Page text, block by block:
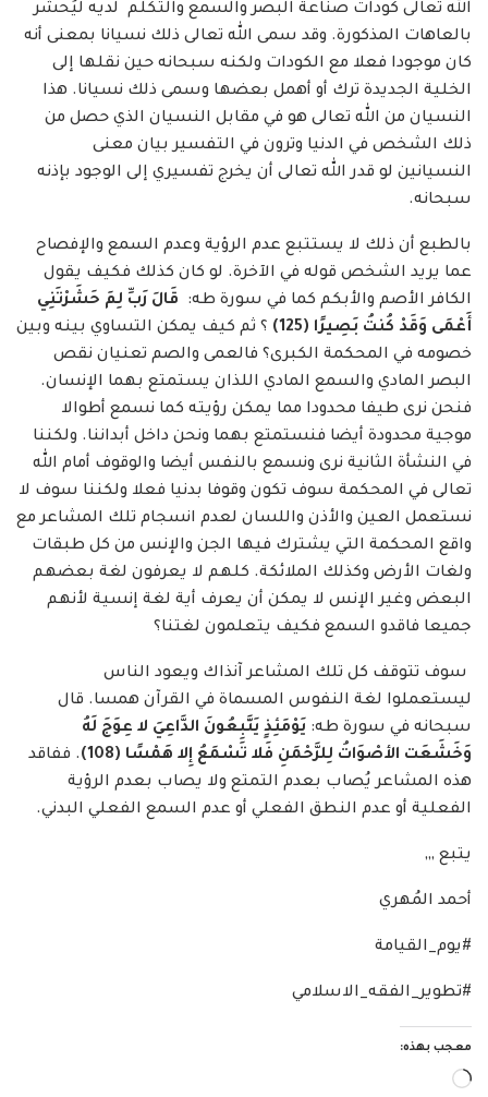
الله تعالى كودات صناعة البصر والسمع والتكلم لديه ليُحشر
بالعاهات المذكورة. وقد سمى الله تعالى ذلك نسيانا بمعنى أنه
كان موجودا فعلا مع الكودات ولكنه سبحانه حين نقلها إلى
الخلية الجديدة ترك أو أهمل بعضها وسمى ذلك نسيانا. هذا
النسيان من الله تعالى هو في مقابل النسيان الذي حصل من
ذلك الشخص في الدنيا وترون في التفسير بيان معنى
النسيانين لو قدر الله تعالى أن يخرج تفسيري إلى الوجود بإذنه
سبحانه.
بالطبع أن ذلك لا يستتبع عدم الرؤية وعدم السمع والإفصاح
عما يريد الشخص قوله في الآخرة. لو كان كذلك فكيف يقول
الكافر الأصم والأبكم كما في سورة طه: قَالَ رَبِّ لِمَ حَشَرْتَنِي
أَعْمَى وَقَدْ كُنتُ بَصِيرًا (
125
) ؟ ثم كيف يمكن التساوي بينه وبين
خصومه في المحكمة الكبرى؟ فالعمى والصم تعنيان نقص
البصر المادي والسمع المادي اللذان يستمتع بهما الإنسان.
فنحن نرى طيفا محدودا مما يمكن رؤيته كما نسمع أطوالا
موجية محدودة أيضا فنستمتع بهما ونحن داخل أبداننا. ولكننا
في النشأة الثانية نرى ونسمع بالنفس أيضا والوقوف أمام الله
تعالى في المحكمة سوف تكون وقوفا بدنيا فعلا ولكننا سوف لا
نستعمل العين والأذن واللسان لعدم انسجام تلك المشاعر مع
واقع المحكمة التي يشترك فيها الجن والإنس من كل طبقات
ولغات الأرض وكذلك الملائكة. كلهم لا يعرفون لغة بعضهم
البعض وغير الإنس لا يمكن أن يعرف أية لغة إنسية لأنهم
جميعا فاقدو السمع فكيف يتعلمون لغتنا؟
سوف تتوقف كل تلك المشاعر آنذاك ويعود الناس
ليستعملوا لغة النفوس المسماة في القرآن همسا. قال
سبحانه في سورة طه: يَوْمَئِذٍ يَتَّبِعُونَ الدَّاعِيَ لا عِوَجَ لَهُ
وَخَشَعَت الأصْوَاتُ لِلرَّحْمَنِ فَلا تَسْمَعُ إِلا هَمْسًا (
108
). ففاقد
هذه المشاعر يُصاب بعدم التمتع ولا يصاب بعدم الرؤية
الفعلية أو عدم النطق الفعلي أو عدم السمع الفعلي البدني.
يتبع ,,,
أحمد المُهري
#يوم_القيامة
#تطوير_الفقه_الاسلامي
معجب بهذه:
جاري